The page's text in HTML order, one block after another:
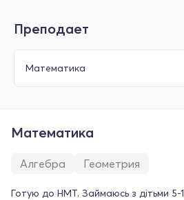
Преподает
Математика
Алгебра Геометрия
Готую до НМТ. Займаюсь з дітьми 5-